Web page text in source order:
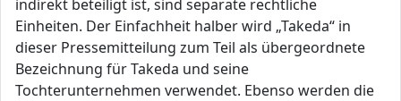
indirekt beteiligt ist, sind separate rechtliche
Einheiten. Der Einfachheit halber wird „Takeda“ in
dieser Pressemitteilung zum Teil als übergeordnete
Bezeichnung für Takeda und seine
Tochterunternehmen verwendet. Ebenso werden die